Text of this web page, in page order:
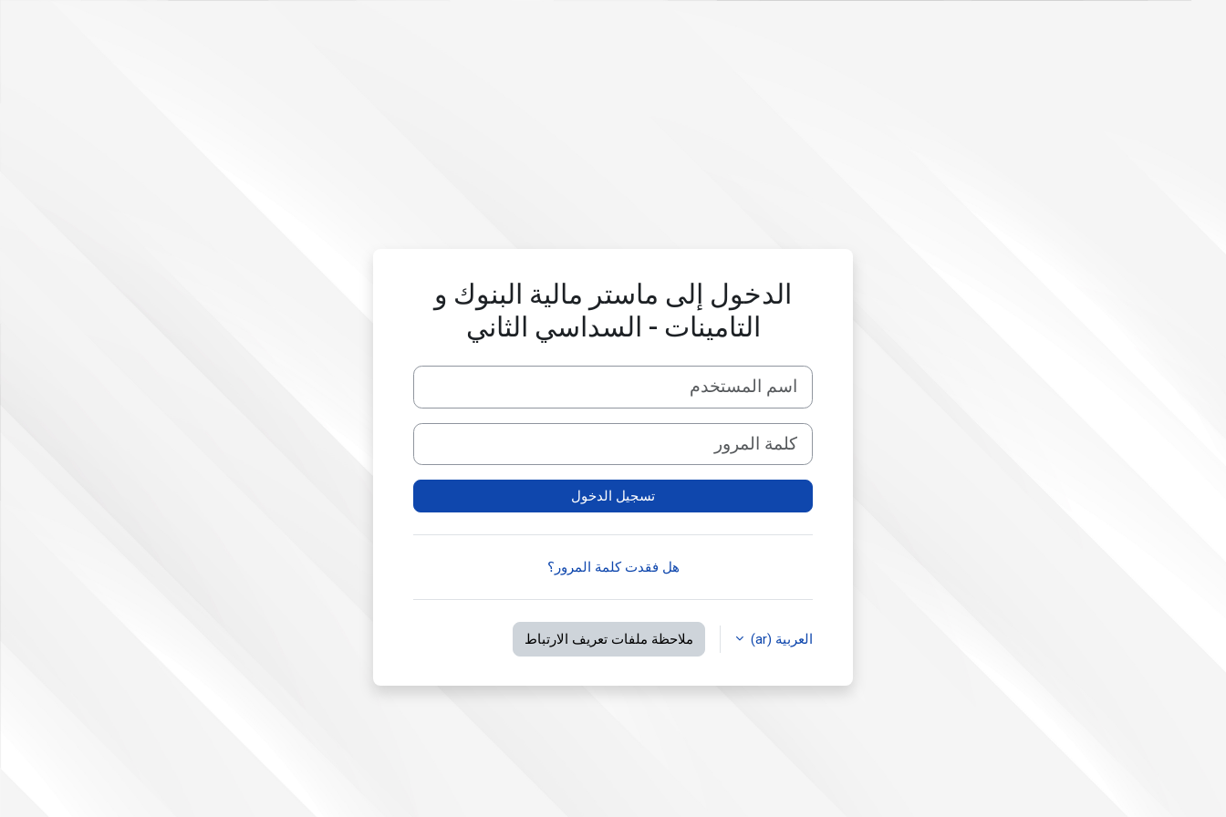
الدخول إلى ماستر مالية البنوك و
التامينات - السداسي الثاني
اسم المستخدم
كلمة المرور
تسجيل الدخول
هل فقدت كلمة المرور؟
العربية ‎(ar)‎ ملاحظة ملفات تعريف الارتباط